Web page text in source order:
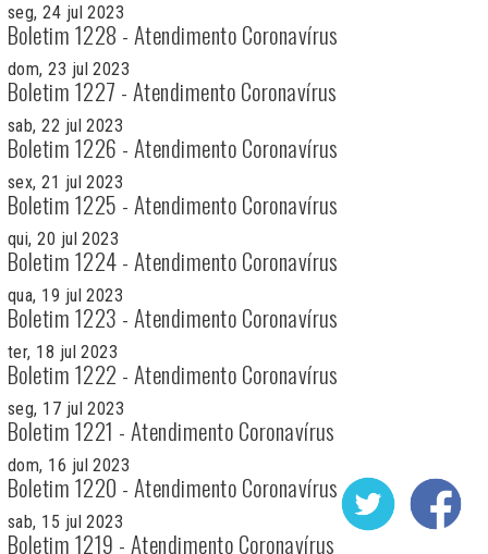
seg, 24 jul 2023
Boletim 1228 - Atendimento Coronavírus
dom, 23 jul 2023
Boletim 1227 - Atendimento Coronavírus
sab, 22 jul 2023
Boletim 1226 - Atendimento Coronavírus
sex, 21 jul 2023
Boletim 1225 - Atendimento Coronavírus
qui, 20 jul 2023
Boletim 1224 - Atendimento Coronavírus
qua, 19 jul 2023
Boletim 1223 - Atendimento Coronavírus
ter, 18 jul 2023
Boletim 1222 - Atendimento Coronavírus
seg, 17 jul 2023
Boletim 1221 - Atendimento Coronavírus
dom, 16 jul 2023
Boletim 1220 - Atendimento Coronavírus
sab, 15 jul 2023
Boletim 1219 - Atendimento Coronavírus